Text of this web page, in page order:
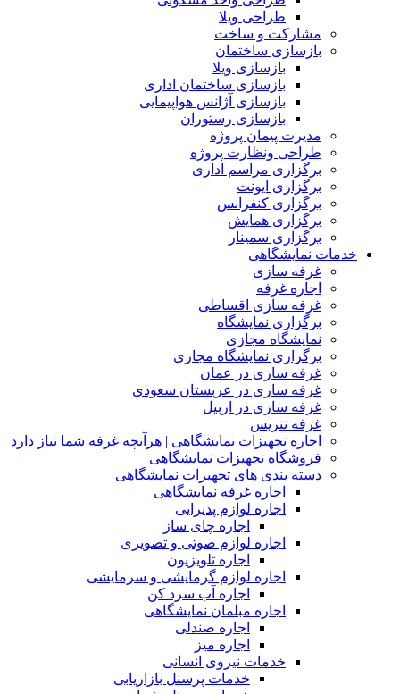
طراحی ویلا
مشارکت و ساخت
بازسازی ساختمان
بازسازی ویلا
بازسازی ساختمان اداری
بازسازی آژانس هواپیمایی
بازسازی رستوران
مدیرت پیمان پروژه
طراحی ونظارت پروژه
برگزاری مراسم اداری
برگزاری ایونت
برگزاری کنفرانس
برگزاری همایش
برگزاری سمینار
خدمات نمایشگاهی
غرفه سازی
اجاره غرفه
غرفه سازی اقساطی
برگزاری نمایشگاه
نمایشگاه مجازی
برگزاری نمایشگاه مجازی
غرفه سازی در عمان
غرفه سازی در عربستان سعودی
غرفه سازی در اربیل
غرفه تتریس
اجاره تجهیزات نمایشگاهی | هرآنچه غرفه شما نیاز دارد
فروشگاه تجهیزات نمایشگاهی
دسته بندی های تجهیزات نمایشگاهی
اجاره غرفه نمایشگاهی
اجاره لوازم پذیرایی
اجاره چای ساز
اجاره لوازم صوتی و تصویری
اجاره تلویزیون
اجاره لوازم گرمایشی و سرمایشی
اجاره آب سرد کن
اجاره مبلمان نمایشگاهی
اجاره صندلی
اجاره میز
خدمات نیروی انسانی
خدمات پرسنل بازاریابی